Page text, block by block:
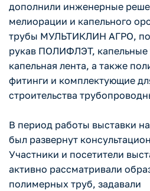
дополнили инженерные
мелиорации и капельного
трубы МУЛЬТИКЛИН АГРО,
рукав ПОЛИФЛЭТ, капельные
капельная лента, а также
фитинги и комплектующие
строительства
В период работы выставки
был развернут
Участники и посетители
активно рассматривали
полимерных труб, задавали